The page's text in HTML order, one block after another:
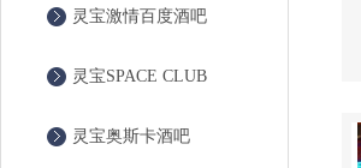
灵宝激情百度酒吧
灵宝SPACE CLUB
灵宝奥斯卡酒吧